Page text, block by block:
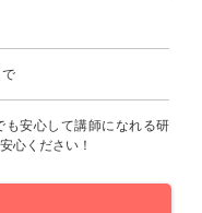
安心して講師になれる研
心ください！